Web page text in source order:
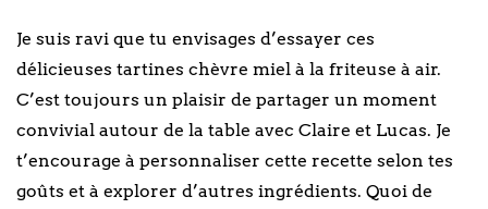
Je suis ravi que tu envisages d’essayer ces
délicieuses tartines chèvre miel à la friteuse à air.
C’est toujours un plaisir de partager un moment
convivial autour de la table avec Claire et Lucas. Je
t’encourage à personnaliser cette recette selon tes
goûts et à explorer d’autres ingrédients. Quoi de